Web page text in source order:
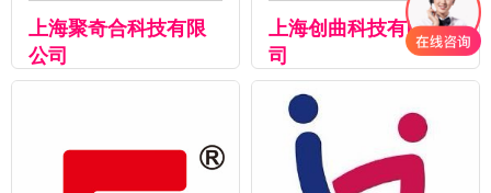
上海聚奇合科技有限
公司
上海创曲科技有限公
司